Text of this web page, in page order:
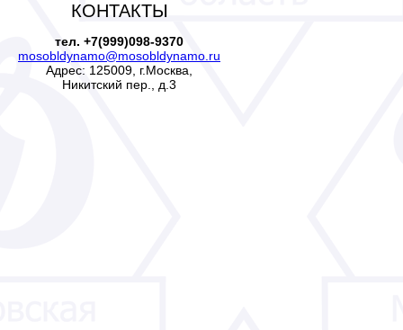
КОНТАКТЫ
тел. +7(999)098-9370
mosobldynamo@mosobldynamo.ru
Адрес: 125009, г.Москва,
Никитский пер., д.3